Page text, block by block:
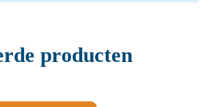
producten